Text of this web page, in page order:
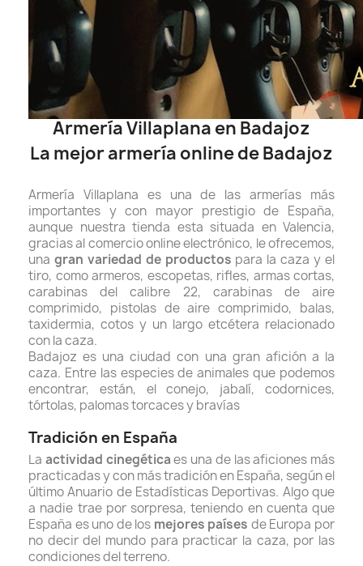
Armería Villaplana en Badajoz
La mejor armería online de Badajoz
Armería Villaplana es una de las armerías más
importantes y con mayor prestigio de España,
aunque nuestra tienda esta situada en Valencia,
gracias al comercio online electrónico, le ofrecemos,
una gran variedad de productos para la caza y el
tiro, como armeros, escopetas, rifles, armas cortas,
carabinas del calibre 22, carabinas de aire
comprimido, pistolas de aire comprimido, balas,
taxidermia, cotos y un largo etcétera relacionado
con la caza.
Badajoz es una ciudad con una gran afición a la
caza. Entre las especies de animales que podemos
encontrar, están, el conejo, jabalí, codornices,
tórtolas, palomas torcaces y bravías
Tradición en España
La actividad cinegéticaes una de las aficiones más
practicadas y con más tradición en España, según el
último Anuario de Estadísticas Deportivas. Algo que
a nadie trae por sorpresa, teniendo en cuenta que
España es uno de los mejores países de Europa por
no decir del mundo para practicar la caza, por las
condiciones del terreno.